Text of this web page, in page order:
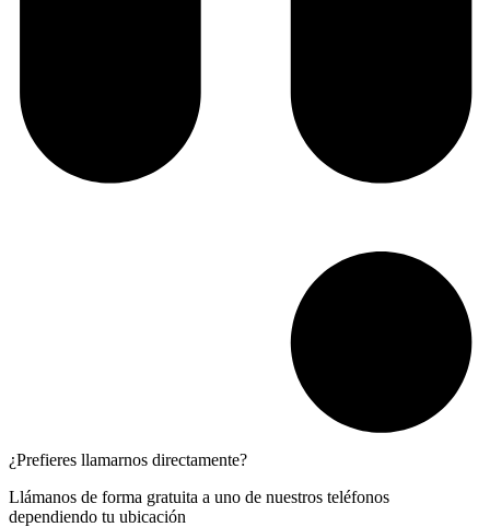
¿Prefieres llamarnos directamente?
Llámanos de forma gratuita a uno de nuestros teléfonos
dependiendo tu ubicación